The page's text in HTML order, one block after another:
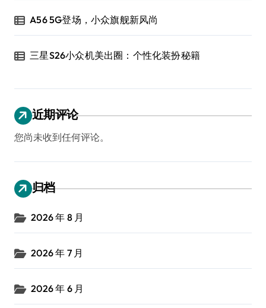
A56 5G登场，小众旗舰新风尚
三星S26小众机美出圈：个性化装扮秘籍
近期评论
您尚未收到任何评论。
归档
2026 年 8 月
2026 年 7 月
2026 年 6 月